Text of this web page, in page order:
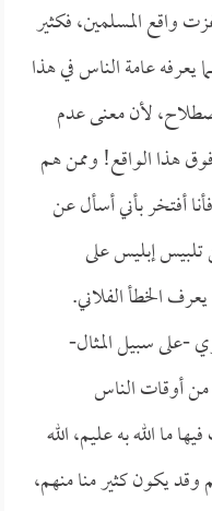
واقع المسلمين، فكثير
عامة الناس في هذا
لأن معنى عدم
هذا الواقع! وممن هم
أفتخر بأني أسأل عن
تلبيس إبليس على
الخطأ الفلاني.
-على سبيل المثال-
أوقات الناس
ما الله به عليم، الله
يكون كثير منا منهم،